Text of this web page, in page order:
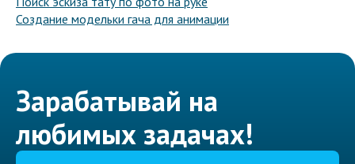
Создание модельки гача для анимации
Зарабатывай на
любимых задачах!